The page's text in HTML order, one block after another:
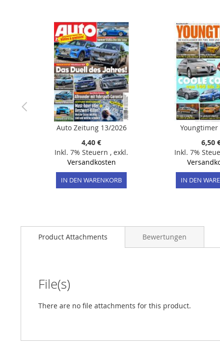
Auto Zeitung 13/2026
4,40 €
Inkl. 7% Steuern , exkl.
Versandkosten
IN DEN WARENKORB
Youngtimer
6,50
Inkl. 7%
IN DEN
Product Attachments
File(s)
There are no file attachments for this product.
Bewertungen